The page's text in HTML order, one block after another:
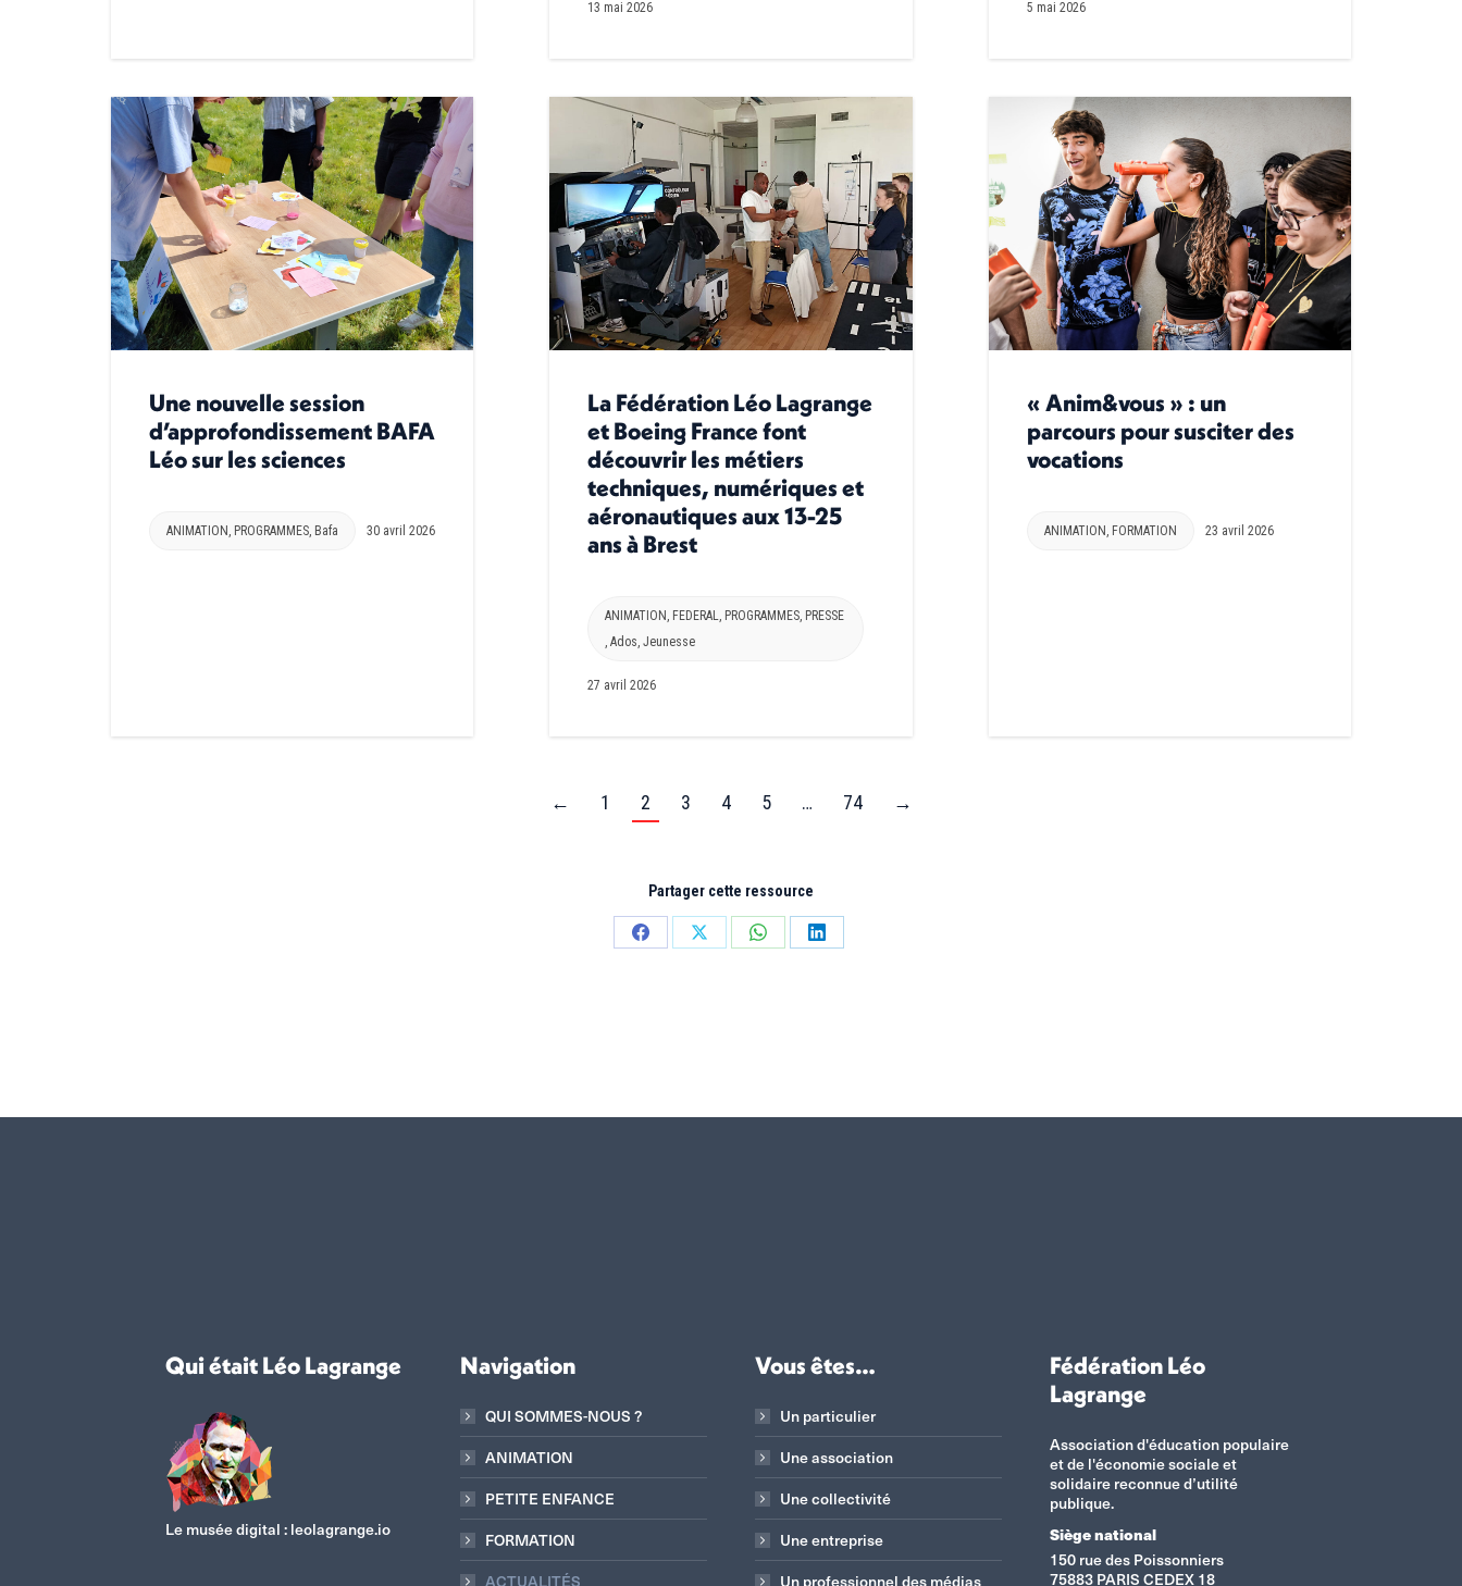
13 mai 2026 5 mai 2026
Une nouvelle session
d’approfondissement BAFA
Léo sur les sciences
ANIMATION , PROGRAMMES, Bafa 30 avril 2026
La Fédération Léo Lagrange
et Boeing France font
découvrir les métiers
techniques, numériques et
aéronautiques aux 13-25
ans à Brest
ANIMATION , FEDERAL, PROGRAMMES, PRESSE
,Ados,Jeunesse
27 avril 2026
« Anim&vous » : un
parcours pour susciter des
vocations
ANIMATION , FORMATION 23 avril 2026
← 1 2 3 4 5 … 74 →
Partager cette ressource
PartagerPartagerPartagerPartager
Qui était Léo Lagrange
Le musée digital : leolagrange.io
Navigation
QUI SOMMES-NOUS ?
ANIMATION
PETITE ENFANCE
FORMATION
ACTUALITÉS
Vous êtes…
Un particulier
Une association
Une collectivité
Une entreprise
Un professionnel des médias
Fédération Léo
Lagrange
Association d'éducation populaire
et de l'économie sociale et
solidaire reconnue d’utilité
publique.
Siège national
150 rue des Poissonniers
75883 PARIS CEDEX 18